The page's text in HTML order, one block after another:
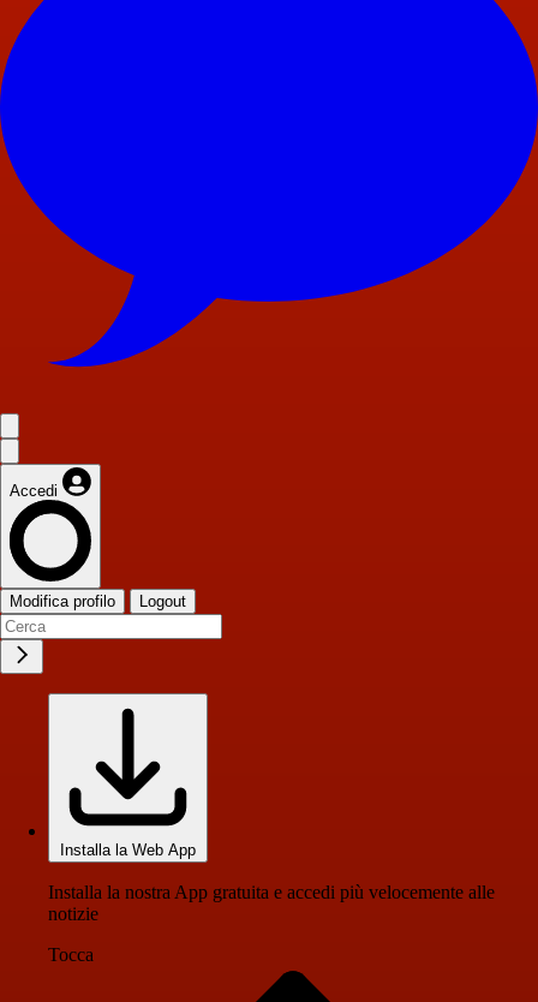
Accedi
Modifica profilo Logout
Installa la Web App
Installa la nostra App gratuita e accedi più velocemente alle
notizie
Tocca